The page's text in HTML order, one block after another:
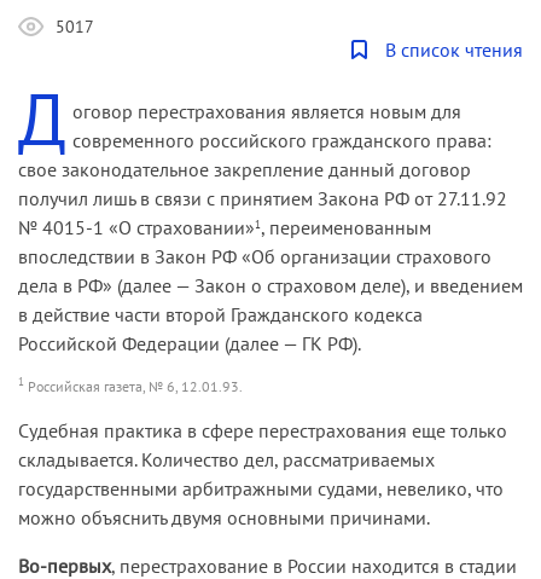
5017
В список чтения
Д оговор перестрахования является новым для
современного российского гражданского права:
свое законодательное закрепление данный договор
получил лишь в связи с принятием Закона РФ от 27.11.92
№ 4015-1 «О страховании»1 , переименованным
впоследствии в Закон РФ «Об организации страхового
дела в РФ» (далее — Закон о страховом деле), и введением
в действие части второй Гражданского кодекса
Российской Федерации (далее — ГК РФ).
1 Российская газета, № 6, 12.01.93.
Судебная практика в сфере перестрахования еще только
складывается. Количество дел, рассматриваемых
государственными арбитражными судами, невелико, что
можно объяснить двумя основными причинами.
Во-первых, перестрахование в России находится в стадии